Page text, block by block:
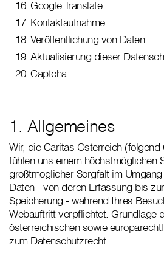
Google Translate
Kontaktaufnahme
Veröffentlichung von Daten
Aktualisierung dieser
Captcha
1. Allgemeines
Wir, die Caritas Österreich (folgend
fühlen uns einem höchstmöglichen
größtmöglicher Sorgfalt im
Daten - von deren Erfassung bis
Speicherung - während Ihres
Webauftritt verpflichtet. Grundlage
österreichischen sowie
zum Datenschutzrecht.